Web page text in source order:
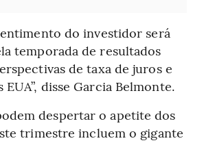
do investidor será
temporada de resultados
de taxa de juros e
disse Garcia Belmonte.
despertar o apetite dos
trimestre incluem o gigante